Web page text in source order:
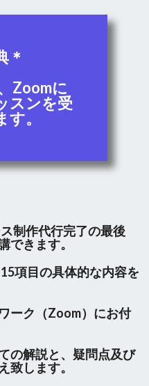
＊
Zoomに
スンを受
。
制作代行完了の最後
できます。
項目の具体的な内容を
ーク（Zoom）にお付
の解説と、疑問点及び
致します。